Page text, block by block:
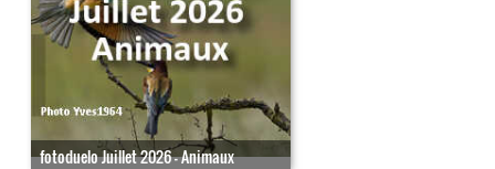
fotoduelo Juillet 2026 - Animaux